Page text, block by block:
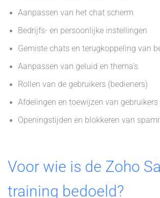
Aanpassen van het chat scherm
Bedrijfs- en persoonlijke instellingen
Gemiste chats en terugkoppeling van
Aanpassen van geluid en thema’s
Rollen van de gebruikers (bedieners)
Afdelingen en toewijzen van gebruikers
Openingstijden en blokkeren van
Voor wie is de Zoho
training bedoeld?